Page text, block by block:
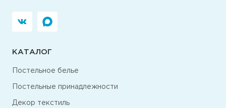
КАТАЛОГ
Постельное белье
Постельные принадлежности
Декор текстиль